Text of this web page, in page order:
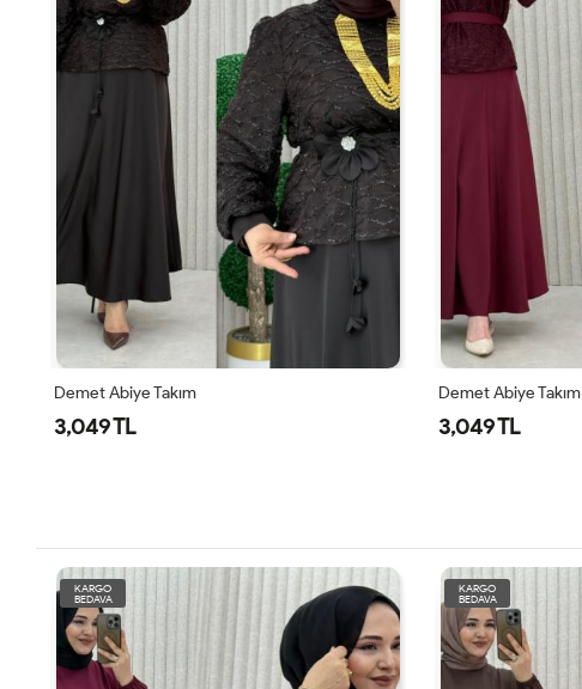
Demet Abiye Takım
3,049 TL
Demet Abiye Takım
3,049 TL
KARGO
BEDAVA
KARGO
BEDAVA